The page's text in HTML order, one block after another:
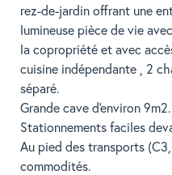
rez-de-jardin offrant une
lumineuse pièce de vie
la copropriété et avec
cuisine indépendante , 2
séparé.
Grande cave d'environ 9m2.
Stationnements faciles
Au pied des transports
commodités.